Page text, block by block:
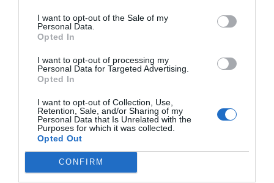
I want to opt-out of the Sale of my
Personal Data.
Opted In
I want to opt-out of processing my
Personal Data for Targeted Advertising.
Opted In
I want to opt-out of Collection, Use,
Retention, Sale, and/or Sharing of my
Personal Data that Is Unrelated with the
Purposes for which it was collected.
Opted Out
CONFIRM
Índex2P
Giants Gaming
Publicidad
2Playbook Club2P